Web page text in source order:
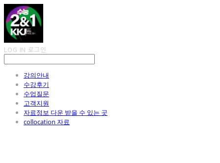
LOG IN 로그인
강의안내
수강후기
수업질문
고객지원
자료정보 다운 받을 수 있는 곳
collocation 자료